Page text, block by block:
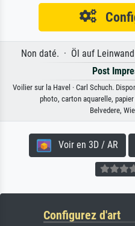
Non daté. · Öl auf
Post
Voilier sur la Havel · Carl Schuch.
photo, carton aquarelle,
Belvedere,
Voir en 3D / AR
Configurez d'art